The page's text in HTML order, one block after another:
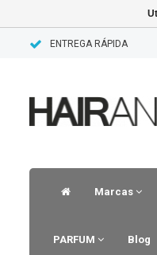
ENTREGA RÁPIDA
Marcas
PARFUM Blog